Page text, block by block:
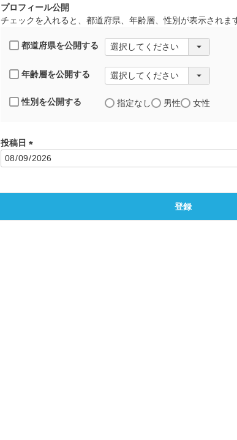
プロフィール公開
チェックを入れると、都道府県、年齢層、性別が表示されま
都道府県を公開する
年齢層を公開する
性別を公開する 指定なし 男性 女性
投稿日
(
登録